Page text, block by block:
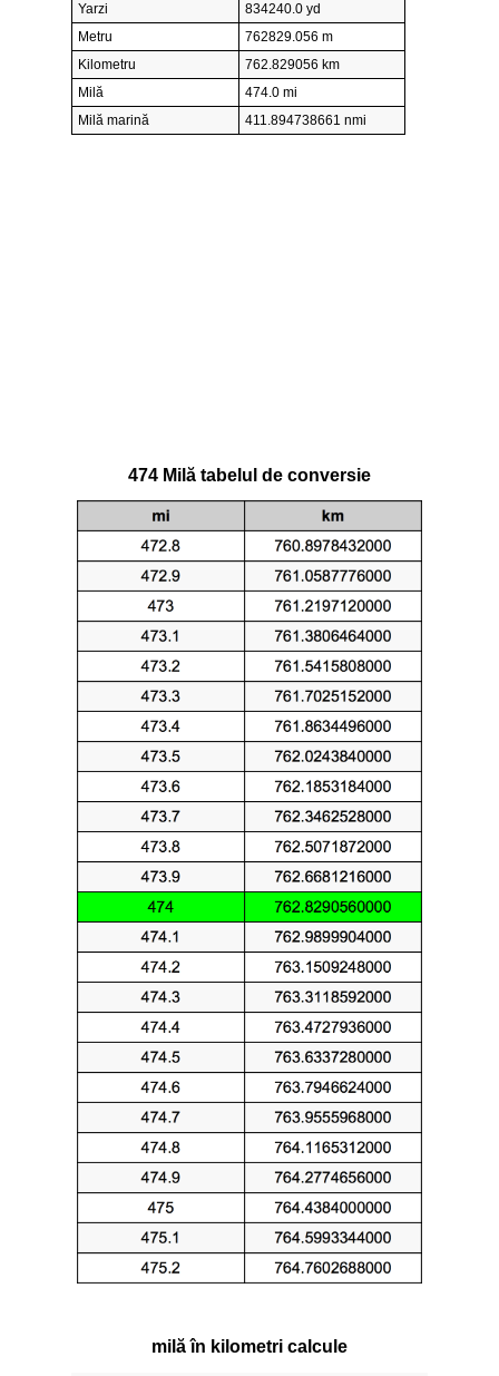
Yarzi
834240.0 yd
Metru
762829.056 m
Kilometru
762.829056 km
Milă
474.0 mi
Milă marină
411.894738661 nmi
474 Milă tabelul de conversie
milă în kilometri calcule